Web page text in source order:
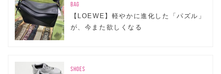
BAG
【LOEWE】軽やかに進化した「パズル」
が、今また欲しくなる
SHOES